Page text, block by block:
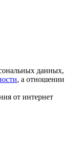
данных,
, а отношении
от интернет